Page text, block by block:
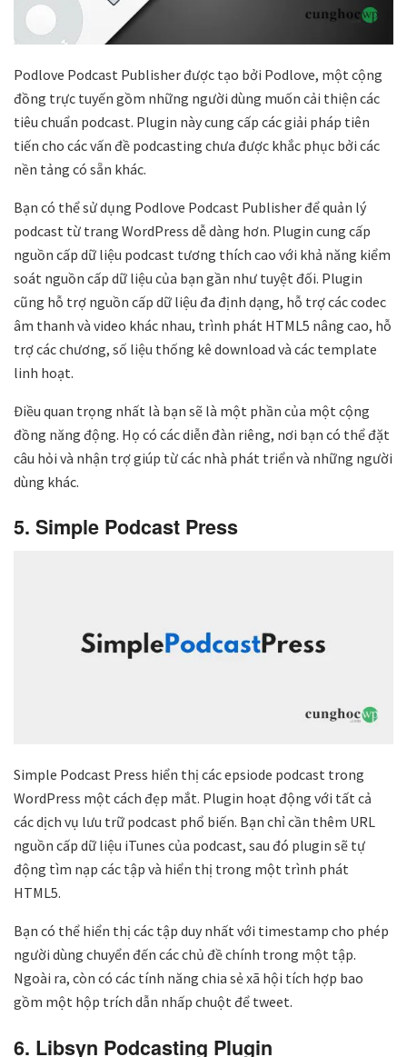
Podlove Podcast Publisher được tạo bởi Podlove, một cộng
đồng trực tuyến gồm những người dùng muốn cải thiện các
tiêu chuẩn podcast. Plugin này cung cấp các giải pháp tiên
tiến cho các vấn đề podcasting chưa được khắc phục bởi các
nền tảng có sẵn khác.
Bạn có thể sử dụng Podlove Podcast Publisher để quản lý
podcast từ trang WordPress dễ dàng hơn. Plugin cung cấp
nguồn cấp dữ liệu podcast tương thích cao với khả năng kiểm
soát nguồn cấp dữ liệu của bạn gần như tuyệt đối. Plugin
cũng hỗ trợ nguồn cấp dữ liệu đa định dạng, hỗ trợ các codec
âm thanh và video khác nhau, trình phát HTML5 nâng cao, hỗ
trợ các chương, số liệu thống kê download và các template
linh hoạt.
Điều quan trọng nhất là bạn sẽ là một phần của một cộng
đồng năng động. Họ có các diễn đàn riêng, nơi bạn có thể đặt
câu hỏi và nhận trợ giúp từ các nhà phát triển và những người
dùng khác.
5. Simple Podcast Press
Simple Podcast Press hiển thị các epsiode podcast trong
WordPress một cách đẹp mắt. Plugin hoạt động với tất cả
các dịch vụ lưu trữ podcast phổ biến. Bạn chỉ cần thêm URL
nguồn cấp dữ liệu iTunes của podcast, sau đó plugin sẽ tự
động tìm nạp các tập và hiển thị trong một trình phát
HTML5.
Bạn có thể hiển thị các tập duy nhất với timestamp cho phép
người dùng chuyển đến các chủ đề chính trong một tập.
Ngoài ra, còn có các tính năng chia sẻ xã hội tích hợp bao
gồm một hộp trích dẫn nhấp chuột để tweet.
6. Libsyn Podcasting Plugin